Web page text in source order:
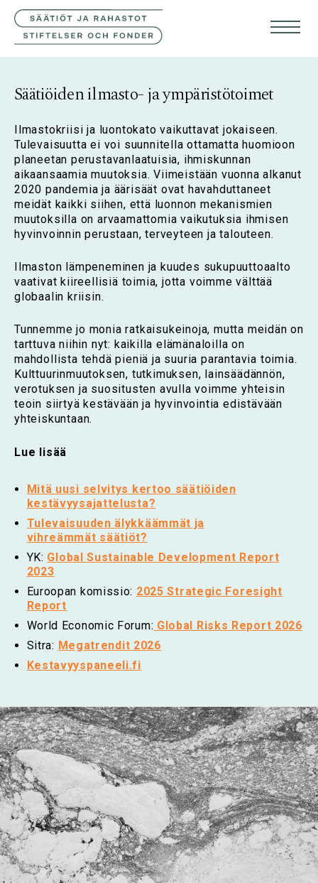
SVE
ENG
Säätiöiden ilmasto- ja ympäristötoimet
Ilmastokriisi ja luontokato vaikuttavat jokaiseen.
Tulevaisuutta ei voi suunnitella ottamatta huomioon
planeetan perustavanlaatuisia, ihmiskunnan
aikaansaamia muutoksia. Viimeistään vuonna alkanut
2020 pandemia ja äärisäät ovat havahduttaneet
meidät kaikki siihen, että luonnon mekanismien
muutoksilla on arvaamattomia vaikutuksia ihmisen
hyvinvoinnin perustaan, terveyteen ja talouteen.
Ilmaston lämpeneminen ja kuudes sukupuuttoaalto
vaativat kiireellisiä toimia, jotta voimme välttää
globaalin kriisin.
Tunnemme jo monia ratkaisukeinoja, mutta meidän on
tarttuva niihin nyt: kaikilla elämänaloilla on
mahdollista tehdä pieniä ja suuria parantavia toimia.
Kulttuurinmuutoksen, tutkimuksen, lainsäädännön,
verotuksen ja suositusten avulla voimme yhteisin
teoin siirtyä kestävään ja hyvinvointia edistävään
yhteiskuntaan.
Lue lisää
Mitä uusi selvitys kertoo säätiöiden
kestävyysajattelusta?
Tulevaisuuden älykkäämmät ja
vihreämmät säätiöt?
YK: Global Sustainable Development Report
2023
Euroopan komissio: 2025 Strategic Foresight
Report
World Economic Forum: Global Risks Report 2026
Sitra: Megatrendit 2026
Kestavyyspaneeli.fi